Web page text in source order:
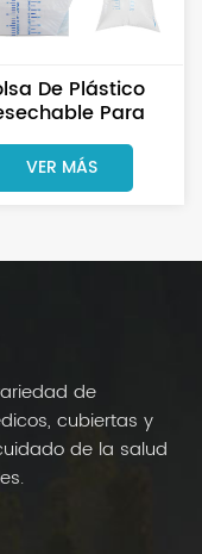
De Plástico
Para
Portátil Y De
Con Cuello De
Papel.
VER MÁS
de
cubiertas y
de la salud